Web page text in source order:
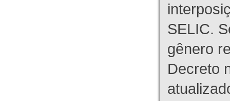
SELIC.
gênero
Decreto